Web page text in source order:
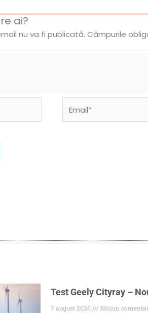
ai?
nu va fi publicată. Câmpurile
Test Geely Cityray –
7 august 2026 Niciun